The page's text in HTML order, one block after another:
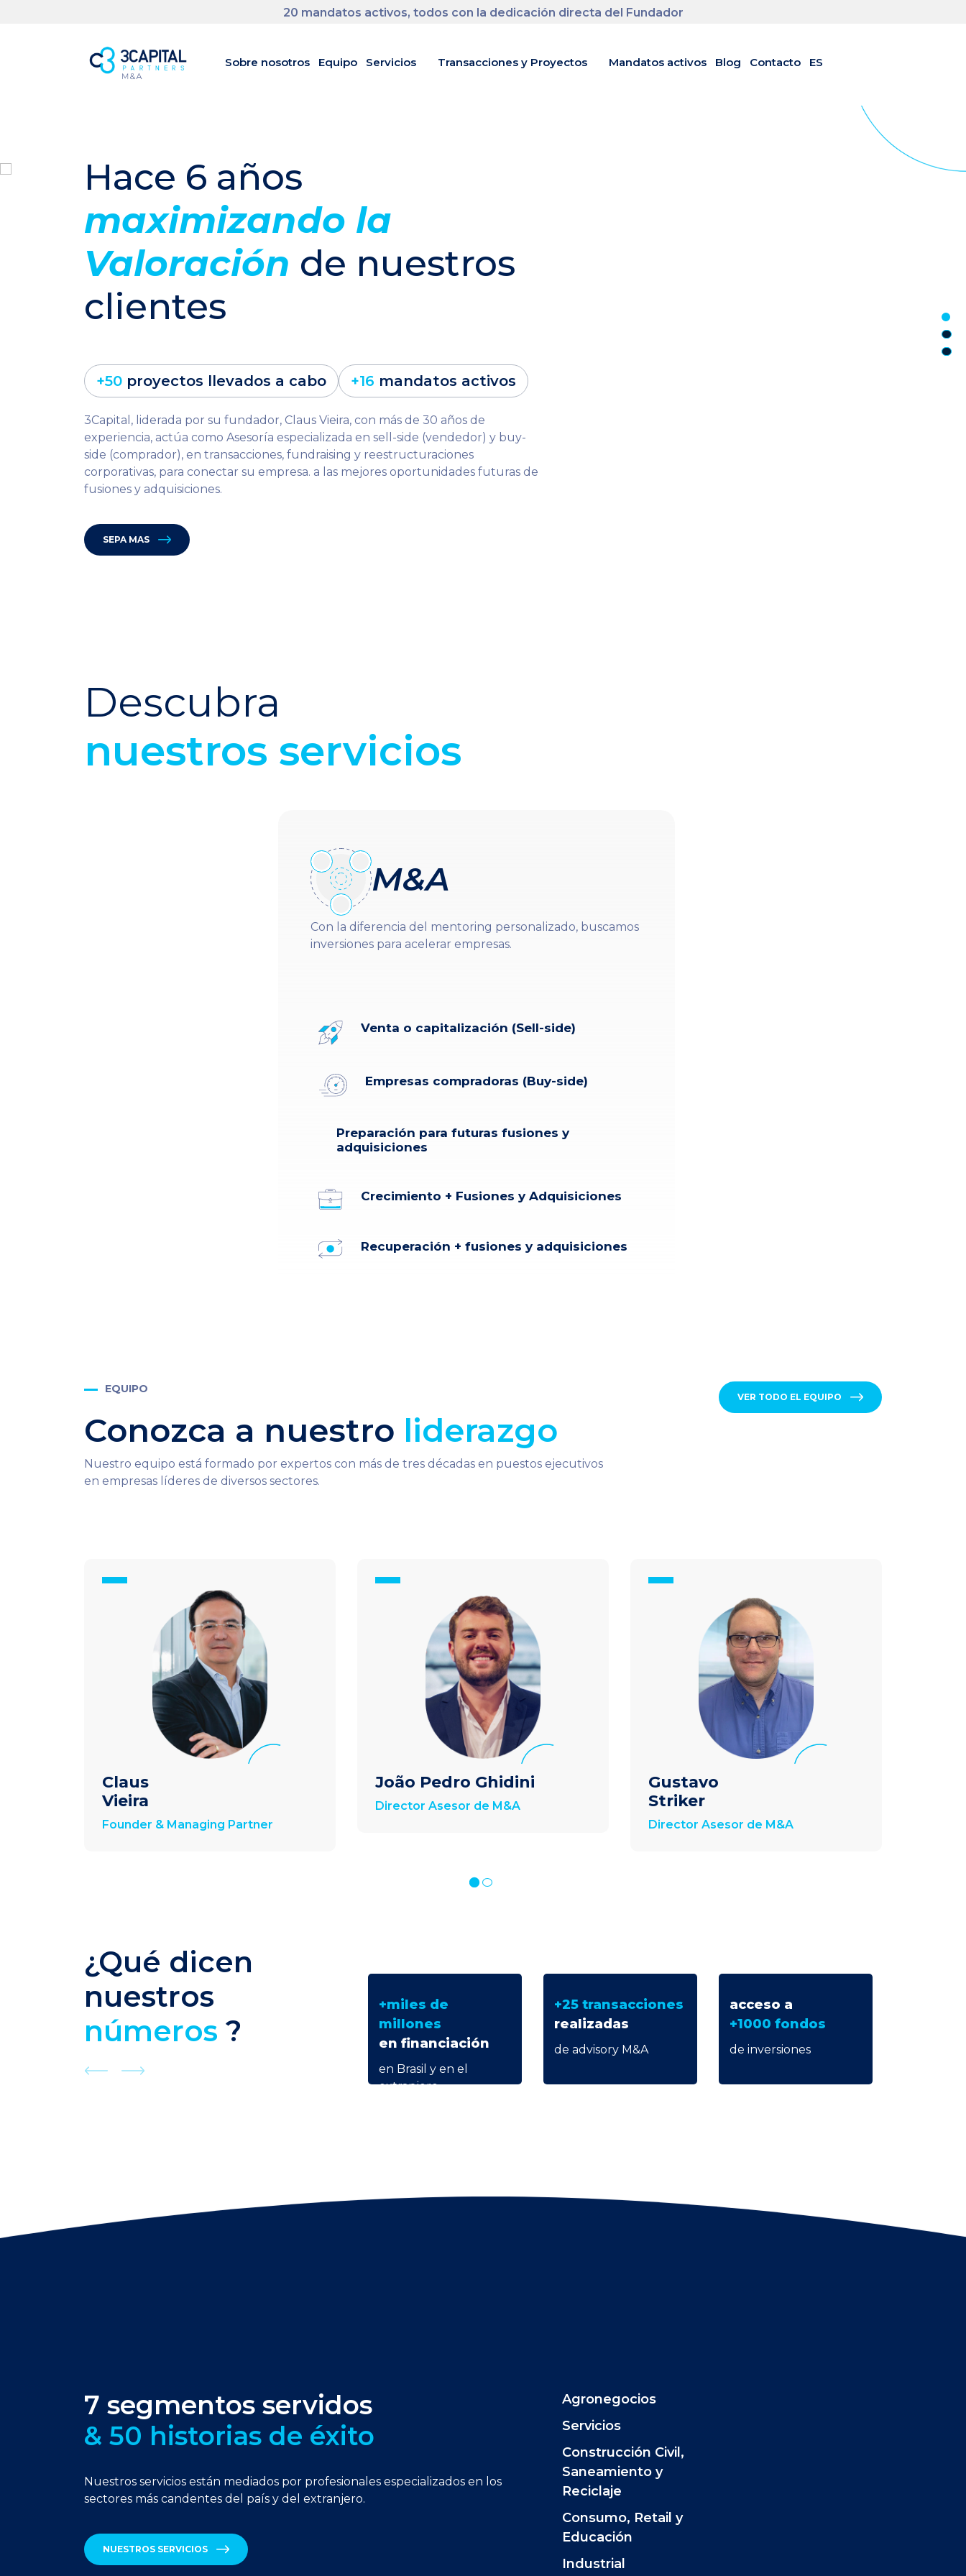
20 mandatos activos, todos con la dedicación directa del Fundador
Sobre nosotros Equipo Servicios Transacciones y Proyectos Mandatos activos Blog Contacto ES
Hace 6 años
maximizando la
Valoración de nuestros
clientes
+50 proyectos llevados a cabo +16 mandatos activos
3Capital, liderada por su fundador, Claus Vieira, con más de 30 años de
experiencia, actúa como Asesoría especializada en sell-side (vendedor) y buy-
side (comprador), en transacciones, fundraising y reestructuraciones
corporativas, para conectar su empresa. a las mejores oportunidades futuras de
fusiones y adquisiciones.
SEPA MAS
Descubra
nuestros servicios
M&A
Con la diferencia del mentoring personalizado, buscamos
inversiones para acelerar empresas.
Venta o capitalización (Sell-side)
Empresas compradoras (Buy-side)
Preparación para futuras fusiones y
adquisiciones
Crecimiento + Fusiones y Adquisiciones
Recuperación + fusiones y adquisiciones
EQUIPO
Conozca a nuestro liderazgo
Nuestro equipo está formado por expertos con más de tres décadas en puestos ejecutivos
en empresas líderes de diversos sectores.
VER TODO EL EQUIPO
Claus
Vieira
Founder & Managing Partner​
João Pedro Ghidini​
Director Asesor de M&A
Gustavo
Striker
Director Asesor de M&A
¿Qué dicen
nuestros
números ?
+miles de
millones
en financiación
en Brasil y en el
extranjero
+25 transacciones
realizadas
de advisory M&A
acceso a
+1000 fondos
de inversiones
7 segmentos servidos
& 50 historias de éxito
Nuestros servicios están mediados por profesionales especializados en los
sectores más candentes del país y del extranjero.
NUESTROS SERVICIOS
Agronegocios
Servicios
Construcción Civil,
Saneamiento y
Reciclaje
Consumo, Retail y
Educación
Industrial